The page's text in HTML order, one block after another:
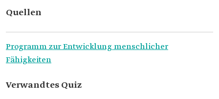
Quellen
Programm zur Entwicklung menschlicher
Fähigkeiten
Verwandtes Quiz